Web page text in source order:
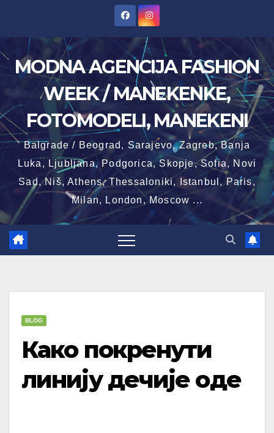
content
MODNA AGENCIJA FASHION
WEEK / MANEKENKE,
FOTOMODELI, MANEKENI
Balgrade / Beograd, Sarajevo, Zagreb, Banja
Luka, Ljubljana, Podgorica, Skopje, Sofia, Novi
Sad, Niš, Athens, Thessaloniki, Istanbul, Paris,
Milan, London, Moscow ...
BLOG
Како покренути
линију дечије оде